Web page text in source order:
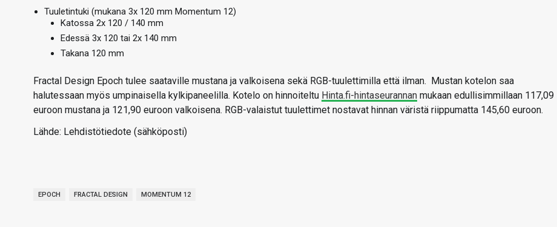
Tuuletintuki (mukana 3x 120 mm Momentum 12)
Katossa 2x 120 / 140 mm
Edessä 3x 120 tai 2x 140 mm
Takana 120 mm
Fractal Design Epoch tulee saataville mustana ja valkoisena sekä RGB-tuulettimilla että ilman. Mustan kotelon saa
halutessaan myös umpinaisella kylkipaneelilla. Kotelo on hinnoiteltu Hinta.fi-hintaseurannan mukaan edullisimmillaan 117,09
euroon mustana ja 121,90 euroon valkoisena. RGB-valaistut tuulettimet nostavat hinnan väristä riippumatta 145,60 euroon.
Lähde: Lehdistötiedote (sähköposti)
EPOCH FRACTAL DESIGN MOMENTUM 12